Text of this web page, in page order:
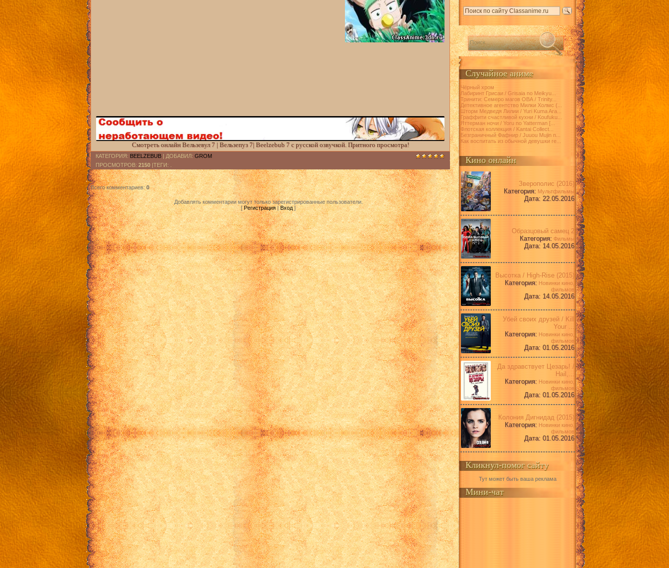
Смотреть онлайн Вельзевул 7 | Вельзепуз 7| Beelzebub 7 с русской озвучкой. Притного просмотра!
КАТЕГОРИЯ: BEELZEBUB | ДОБАВИЛ: GROM
ПРОСМОТРОВ: 2150 |ТЕГИ: .
Всего комментариев:0
Добавлять комментарии могут только зарегистрированные пользователи.
[Регистрация|Вход]
Случайное аниме
Чёрный хром
Лабиринт Грисаи / Grisaia no Meikyu...
Тринити: Семеро магов ОВА / Trinity...
Детективное агентство Милки Холмс (...
Шторм Медведя Лилии / Yuri Kuma Ara...
Граффити счастливой кухни / Koufuku...
Яттерман ночи / Yoru no Yatterman [...
Флотская коллекция / Kantai Collect...
Безграничный Фафнир / Juuou Mujin n...
Как воспитать из обычной девушки ге...
Кино онлайн
Зверополис (2016)
Категория: Мультфильмы
Дата: 22.05.2016
Образцовый самец 2
Категория: Фильмы
Дата: 14.05.2016
Высотка / High-Rise (2015)
Категория: Новинки кино,
фильмов
Дата: 14.05.2016
Убей своих друзей / Kill
Your ...
Категория: Новинки кино,
фильмов
Дата: 01.05.2016
Да здравствует Цезарь! /
Hail,...
Категория: Новинки кино,
фильмов
Дата: 01.05.2016
Колония Дигнидад (2015)
Категория: Новинки кино,
фильмов
Дата: 01.05.2016
Кликнул-помог сайту
Тут может быть ваша реклама
Мини-чат